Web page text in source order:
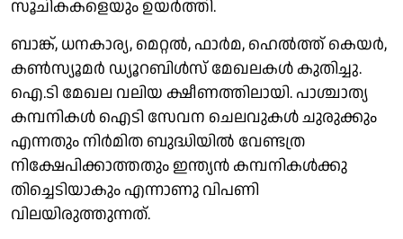
സൂചികകളെയും ഉയർത്തി.
ബാങ്ക്, ധനകാര്യ, മെറ്റൽ, ഫാർമ, ഹെൽത്ത് കെയർ,
കൺസ്യൂമർ ഡ്യൂറബിൾസ് മേഖലകൾ കുതിച്ചു.
ഐ.ടി മേഖല വലിയ ക്ഷീണത്തിലായി. പാശ്ചാത്യ
കമ്പനികൾ ഐടി സേവന ചെലവുകൾ ചുരുക്കും
എന്നതും നിർമിത ബുദ്ധിയിൽ വേണ്ടത്ര
നിക്ഷേപിക്കാത്തതും ഇന്ത്യൻ കമ്പനികൾക്കു
തിച്ചെടിയാകും എന്നാണു വിപണി
വിലയിരുത്തുന്നത്.